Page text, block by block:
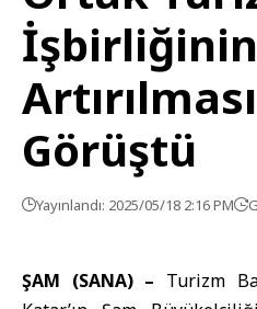
İşbirliğinin
Görüştü
Yayınlandı: 2025/05/18 2:16 PM
ŞAM (SANA) – Turizm